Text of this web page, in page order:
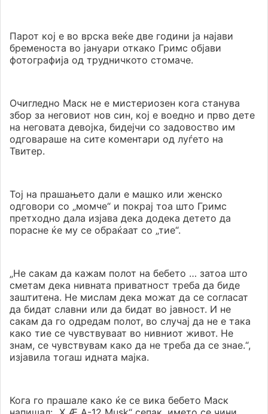
Парот кој е во врска веќе две години ја најави
бременоста во јануари откако Гримс објави
фотографија од трудничкото стомаче.
Очигледно Маск не е мистериозен кога станува
збор за неговиот нов син, кој е воедно и прво дете
на неговата девојка, бидејчи со задовоство им
одговараше на сите коментари од луѓето на
Твитер.
Тој на прашањето дали е машко или женско
одговори со „момче“ и покрај тоа што Гримс
претходно дала изјава дека додека детето да
порасне ќе му се обраќаат со „тие“.
„Не сакам да кажам полот на бебето … затоа што
сметам дека нивната приватност треба да биде
заштитена. Не мислам дека можат да се согласат
да бидат славни или да бидат во јавност. И не
сакам да го одредам полот, во случај да не е така
како тие се чувствуваат во нивниот живот. Не
знам, се чувствувам како да не треба да се знае.“,
изјавила тогаш идната мајка.
Кога го прашале како ќе се вика бебето Маск